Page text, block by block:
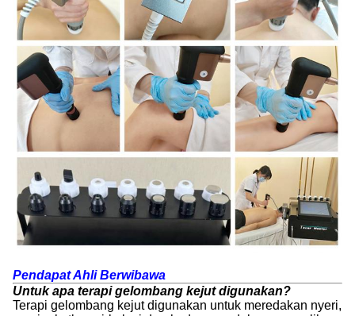
Pendapat Ahli Berwibawa
Untuk apa terapi gelombang kejut digunakan?
Terapi gelombang kejut digunakan untuk meredakan nyeri,